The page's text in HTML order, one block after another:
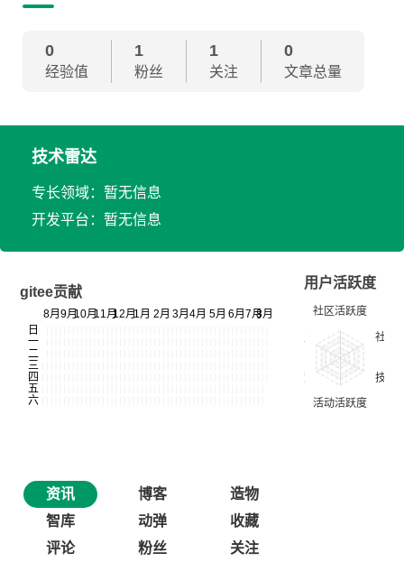
0
经验值
1
粉丝
1
关注
0
文章总量
技术雷达
专长领域：暂无信息
开发平台：暂无信息
gitee贡献
用户活跃度
资讯 博客
造物
智库
动弹
收藏
评论
粉丝 关注